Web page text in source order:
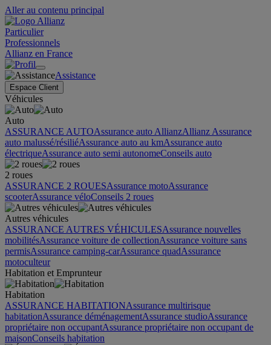
Aller au contenu principal
Particulier
Professionnels
Allianz en France
Assistance
Espace Client
Véhicules
Auto
ASSURANCE AUTOAssurance auto AllianzAllianz Assurance
auto malussé/résiliéAssurance auto au kmAssurance auto
électriqueAssurance auto semi autonomeConseils auto
2 roues
ASSURANCE 2 ROUESAssurance motoAssurance
scooterAssurance véloConseils 2 roues
Autres véhicules
ASSURANCE AUTRES VÉHICULESAssurance nouvelles
mobilitésAssurance voiture de collectionAssurance voiture sans
permisAssurance camping-carAssurance quadAssurance
motoculteur
Habitation et Emprunteur
Habitation
ASSURANCE HABITATIONAssurance multirisque
habitationAssurance déménagementAssurance studioAssurance
propriétaire non occupantAssurance propriétaire non occupant de
maisonConseils habitation